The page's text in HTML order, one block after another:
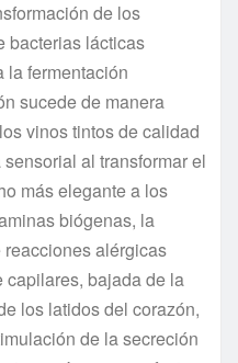
de los
bacterias lácticas
la fermentación
sucede de manera
vinos tintos de calidad
al transformar el
más elegante a los
biógenas, la
alérgicas
bajada de la
los latidos del corazón,
de la secreción